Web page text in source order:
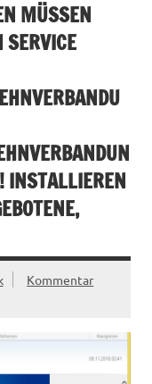
MÜSSEN
SERVICE
INSTALLIEREN
Kommentar